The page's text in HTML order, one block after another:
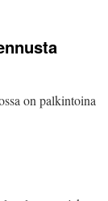
on palkintoina